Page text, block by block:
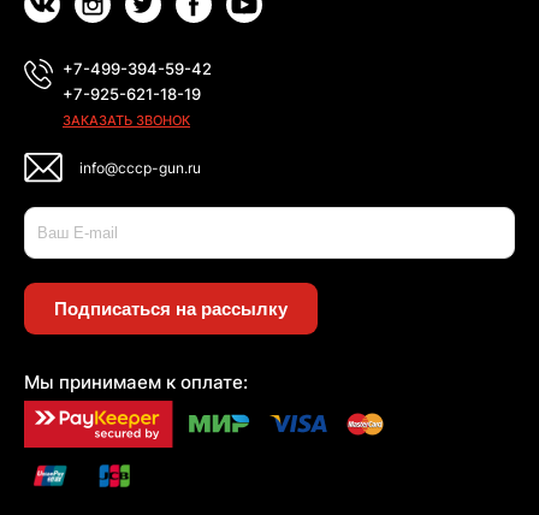
+7-499-394-59-42
+7-925-621-18-19
ЗАКАЗАТЬ ЗВОНОК
info@cccp-gun.ru
Подписаться на рассылку
Мы принимаем к оплате: